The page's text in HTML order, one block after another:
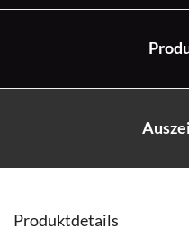
Produktdetails